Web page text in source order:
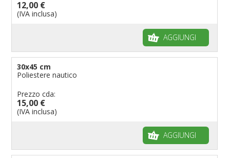
Bandiere per musicisti
pennoni per bandiere
12,00 €
(IVA inclusa)
AGGIUNGI
30x45 cm
Poliestere nautico
Prezzo cda:
15,00 €
(IVA inclusa)
AGGIUNGI